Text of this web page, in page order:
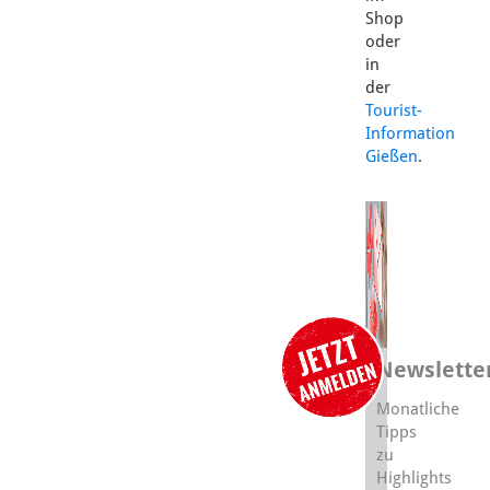
Shop
oder
in
der
Tourist-
Information
Gießen.
Monatliche
Tipps
zu
Highlights